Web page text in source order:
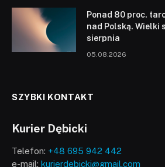
Ponad 80 proc.
nad Polską. Wielki
sierpnia
05.08.2026
SZYBKI KONTAKT
Kurier Dębicki
Telefon: +48 695 942 442
e-mail: kurierdebicki@gmail.com